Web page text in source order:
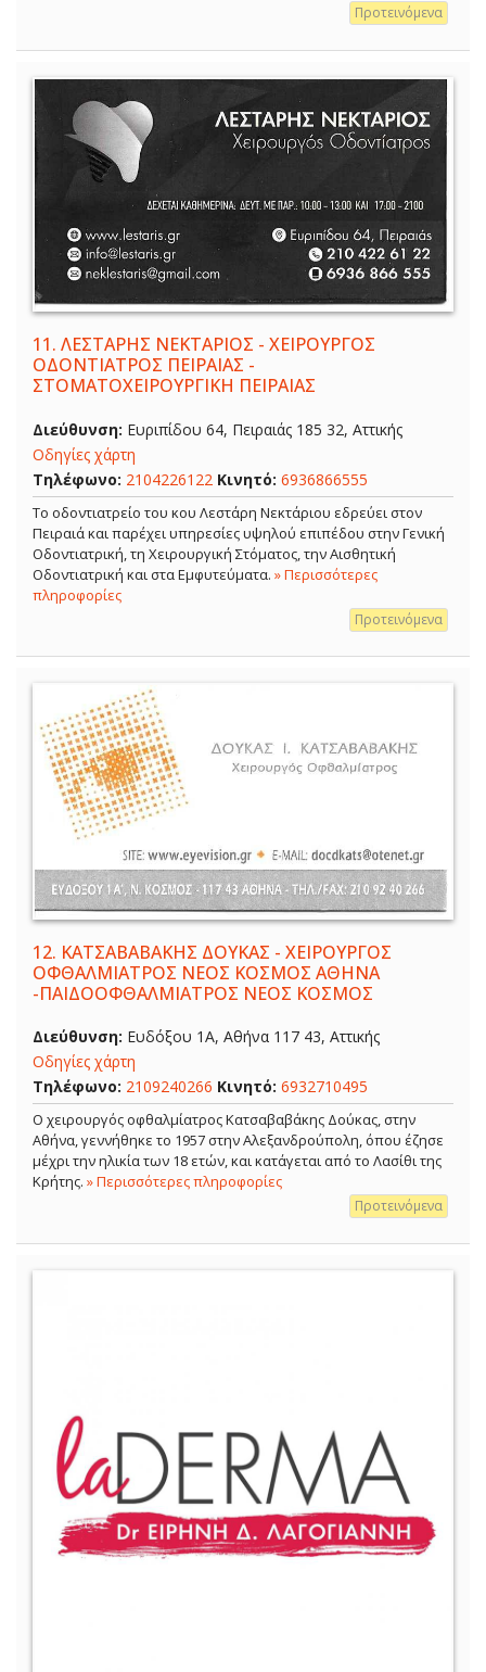
Προτεινόμενα
11. ΛΕΣΤΑΡΗΣ ΝΕΚΤΑΡΙΟΣ - ΧΕΙΡΟΥΡΓΟΣ
ΟΔΟΝΤΙΑΤΡΟΣ ΠΕΙΡΑΙΑΣ -
ΣΤΟΜΑΤΟΧΕΙΡΟΥΡΓΙΚΗ ΠΕΙΡΑΙΑΣ
Διεύθυνση: Ευριπίδου 64, Πειραιάς 185 32, Αττικής
Οδηγίες χάρτη
Τηλέφωνο: 2104226122 Κινητό: 6936866555
Το οδοντιατρείο του κου Λεστάρη Νεκτάριου εδρεύει στον
Πειραιά και παρέχει υπηρεσίες υψηλού επιπέδου στην Γενική
Οδοντιατρική, τη Χειρουργική Στόματος, την Αισθητική
Οδοντιατρική και στα Εμφυτεύματα. » Περισσότερες
πληροφορίες
Προτεινόμενα
12. ΚΑΤΣΑΒΑΒΑΚΗΣ ΔΟΥΚΑΣ - ΧΕΙΡΟΥΡΓΟΣ
ΟΦΘΑΛΜΙΑΤΡΟΣ ΝΕΟΣ ΚΟΣΜΟΣ ΑΘΗΝΑ
-ΠΑΙΔΟΟΦΘΑΛΜΙΑΤΡΟΣ ΝΕΟΣ ΚΟΣΜΟΣ
Διεύθυνση: Ευδόξου 1Α, Αθήνα 117 43, Αττικής
Οδηγίες χάρτη
Τηλέφωνο: 2109240266 Κινητό: 6932710495
Ο χειρουργός οφθαλμίατρος Κατσαβαβάκης Δούκας, στην
Αθήνα, γεννήθηκε το 1957 στην Αλεξανδρούπολη, όπου έζησε
μέχρι την ηλικία των 18 ετών, και κατάγεται από το Λασίθι της
Κρήτης. » Περισσότερες πληροφορίες
Προτεινόμενα